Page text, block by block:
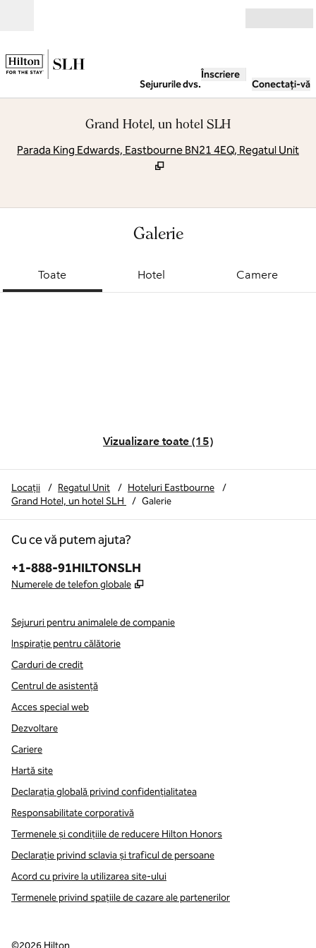
Sejururile dvs.
Înscriere
Conectați-vă
Grand Hotel, un hotel SLH
Parada King Edwards, Eastbourne BN21 4EQ, Regatul Unit
Galerie
Toate Hotel Camere
Vizualizare toate (15)
Locații / Regatul Unit / Hoteluri Eastbourne
/
Grand Hotel, un hotel SLH
/ Galerie
Cu ce vă putem ajuta?
Telefon:
+1-888-91HILTONSLH
Numerele de telefon globale ,
Sejururi pentru animalele de companie
Inspirație pentru călătorie
Carduri de credit
Centrul de asistență
Acces special web
Dezvoltare
Cariere
Hartă site
Declarația globală privind confidenţialitatea
Responsabilitate corporativă
Termenele și condițiile de reducere Hilton Honors
Declarație privind sclavia și traficul de persoane
Acord cu privire la utilizarea site-ului
Termenele privind spațiile de cazare ale partenerilor
©2026 Hilton